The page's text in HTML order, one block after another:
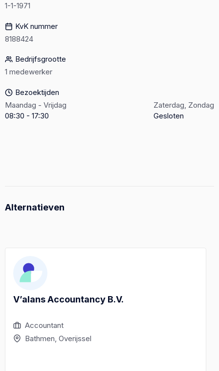
1-1-1971
KvK nummer
8188424
Bedrijfsgrootte
1 medewerker
Bezoektijden
Maandag - Vrijdag
08:30 - 17:30
Zaterdag, Zondag
Gesloten
Alternatieven
V’alans Accountancy B.V.
Accountant
Bathmen, Overijssel